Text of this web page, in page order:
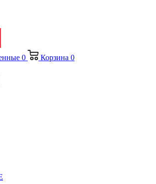
0 Корзина 0